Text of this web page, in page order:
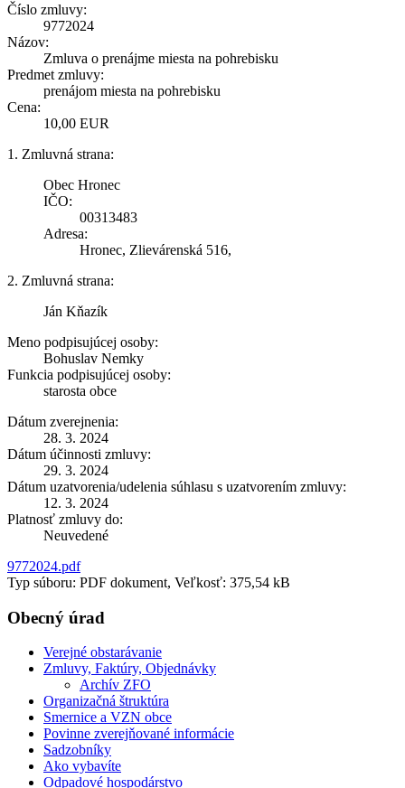
Číslo zmluvy:
9772024
Názov:
Zmluva o prenájme miesta na pohrebisku
Predmet zmluvy:
prenájom miesta na pohrebisku
Cena:
10,00 EUR
1. Zmluvná strana:
Obec Hronec
IČO:
00313483
Adresa:
Hronec, Zlievárenská 516,
2. Zmluvná strana:
Ján Kňazík
Meno podpisujúcej osoby:
Bohuslav Nemky
Funkcia podpisujúcej osoby:
starosta obce
Dátum zverejnenia:
28. 3. 2024
Dátum účinnosti zmluvy:
29. 3. 2024
Dátum uzatvorenia/udelenia súhlasu s uzatvorením zmluvy:
12. 3. 2024
Platnosť zmluvy do:
Neuvedené
9772024.pdf
Typ súboru: PDF dokument, Veľkosť: 375,54 kB
Obecný úrad
Verejné obstarávanie
Zmluvy, Faktúry, Objednávky
Archív ZFO
Organizačná štruktúra
Smernice a VZN obce
Povinne zverejňované informácie
Sadzobníky
Ako vybavíte
Odpadové hospodárstvo